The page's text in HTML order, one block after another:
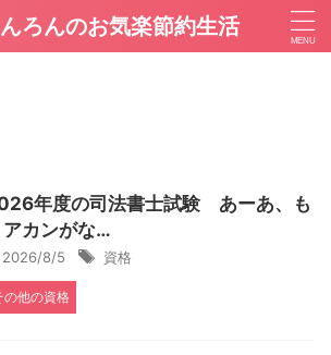
ろんのお気楽節約生活
年度の司法書士試験 あーあ、も
アカンがな…
2026/8/5 資格
の他の資格